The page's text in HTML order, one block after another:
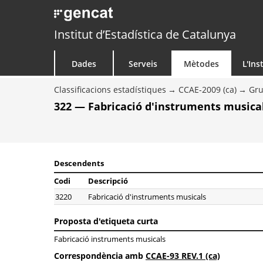
Institut d’Estadística de Catalunya
Dades Serveis Mètodes
Classificacions estadístiques CCAE-2009 (ca)
322 — Fabricació d'instruments
Descendents
Codi
Descripció
3220
Fabricació d'instruments musicals
Proposta d'etiqueta curta
Fabricació instruments musicals
Correspondència amb CCAE-93 REV.1 (ca)